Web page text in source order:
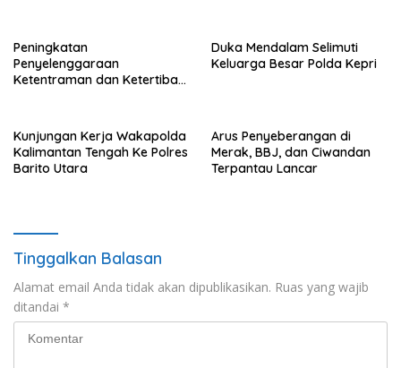
Peningkatan
Penyelenggaraan
Ketentraman dan Ketertiban
Duka Mendalam Selimuti
Keluarga Besar Polda Kepri
Kunjungan Kerja Wakapolda
Kalimantan Tengah Ke Polres
Barito Utara
Arus Penyeberangan di
Merak, BBJ, dan Ciwandan
Terpantau Lancar
Tinggalkan Balasan
Alamat email Anda tidak akan dipublikasikan. Ruas yang wajib
ditandai *